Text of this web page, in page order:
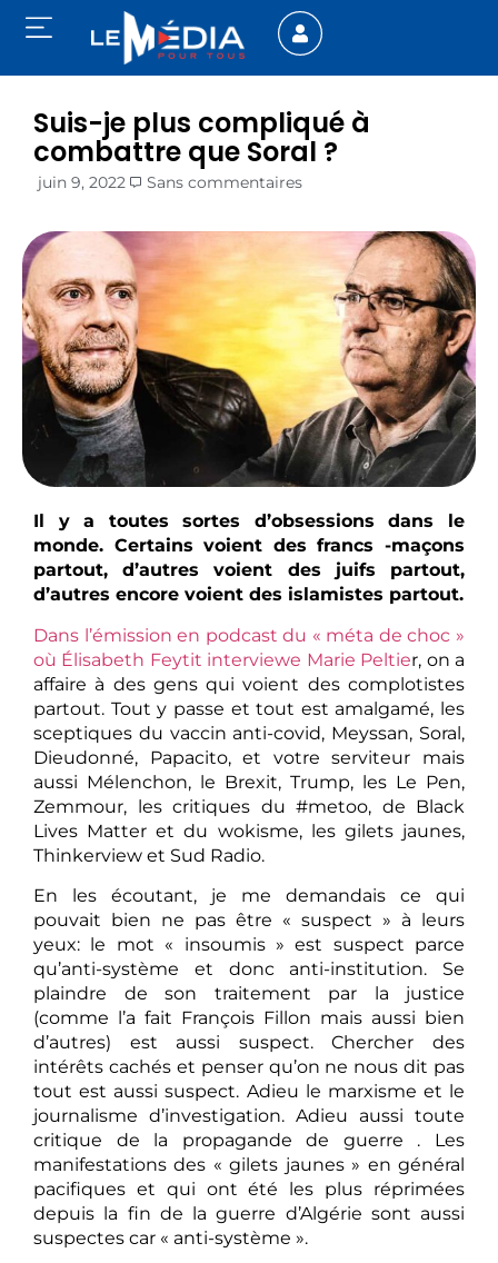
Suis-je plus compliqué à
combattre que Soral ?
juin 9, 2022 Sans commentaires
Il y a toutes sortes d’obsessions dans le
monde. Certains voient des francs -maçons
partout, d’autres voient des juifs partout,
d’autres encore voient des islamistes partout.
Dans l’émission en podcast du « méta de choc »
où Élisabeth Feytit interviewe Marie Peltier, on a
affaire à des gens qui voient des complotistes
partout. Tout y passe et tout est amalgamé, les
sceptiques du vaccin anti-covid, Meyssan, Soral,
Dieudonné, Papacito, et votre serviteur mais
aussi Mélenchon, le Brexit, Trump, les Le Pen,
Zemmour, les critiques du #metoo, de Black
Lives Matter et du wokisme, les gilets jaunes,
Thinkerview et Sud Radio.
En les écoutant, je me demandais ce qui
pouvait bien ne pas être « suspect » à leurs
yeux: le mot « insoumis » est suspect parce
qu’anti-système et donc anti-institution. Se
plaindre de son traitement par la justice
(comme l’a fait François Fillon mais aussi bien
d’autres) est aussi suspect. Chercher des
intérêts cachés et penser qu’on ne nous dit pas
tout est aussi suspect. Adieu le marxisme et le
journalisme d’investigation. Adieu aussi toute
critique de la propagande de guerre . Les
manifestations des « gilets jaunes » en général
pacifiques et qui ont été les plus réprimées
depuis la fin de la guerre d’Algérie sont aussi
suspectes car « anti-système ».